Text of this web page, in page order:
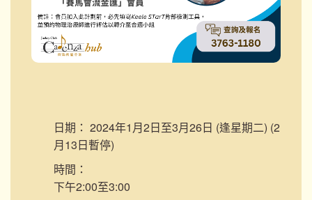
日期： 2024年1月2日至3月26日 (逢星期二) (2
月13日暫停)
時間：
下午2:00至3:00